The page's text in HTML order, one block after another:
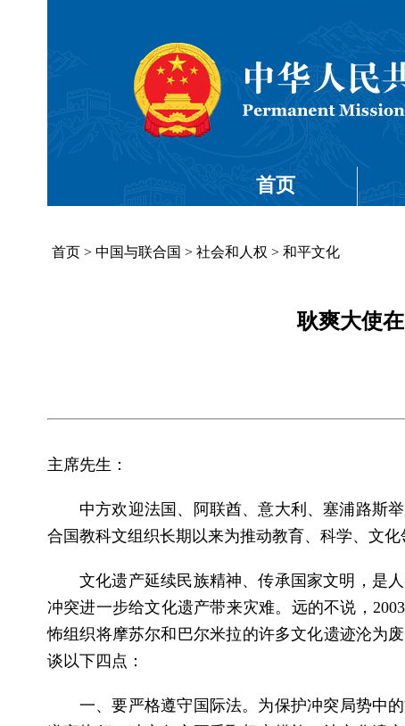
首页
首页 > 中国与联合国 > 社会和人权 > 和平文化
耿爽大使
主席先生：
中方欢迎法国、阿联酋、意大利、塞浦路斯
合国教科文组织长期以来为推动教育、科学、文化
文化遗产延续民族精神、传承国家文明，是
冲突进一步给文化遗产带来灾难。远的不说，
怖组织将摩苏尔和巴尔米拉的许多文化遗迹沦为
谈以下四点：
一、要严格遵守国际法。为保护冲突局势中